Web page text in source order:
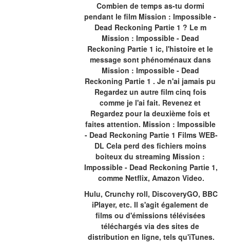
Combien de temps as-tu dormi
pendant le film Mission : Impossible -
Dead Reckoning Partie 1 ? Le m
Mission : Impossible - Dead
Reckoning Partie 1 ic, l'histoire et le
message sont phénoménaux dans
Mission : Impossible - Dead
Reckoning Partie 1 . Je n'ai jamais pu
Regardez un autre film cinq fois
comme je l'ai fait. Revenez et
Regardez pour la deuxième fois et
faites attention. Mission : Impossible
- Dead Reckoning Partie 1 Films WEB-
DL Cela perd des fichiers moins
boiteux du streaming Mission :
Impossible - Dead Reckoning Partie 1,
comme Netflix, Amazon Video.
Hulu, Crunchy roll, DiscoveryGO, BBC
iPlayer, etc. Il s'agit également de
films ou d'émissions télévisées
téléchargés via des sites de
distribution en ligne, tels qu'iTunes.